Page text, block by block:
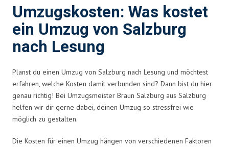
Umzugskosten: Was kostet
ein Umzug von Salzburg
nach Lesung
Planst du einen Umzug von Salzburg nach Lesung und möchtest
erfahren, welche Kosten damit verbunden sind? Dann bist du hier
genau richtig! Bei Umzugsmeister Braun Salzburg aus Salzburg
helfen wir dir gerne dabei, deinen Umzug so stressfrei wie
möglich zu gestalten.
Die Kosten für einen Umzug hängen von verschiedenen Faktoren